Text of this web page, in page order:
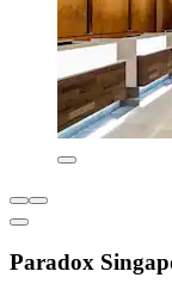
Paradox